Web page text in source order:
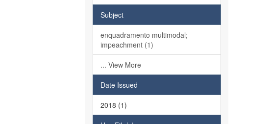
Subject
enquadramento multimodal;
impeachment (1)
... View More
Date Issued
2018 (1)